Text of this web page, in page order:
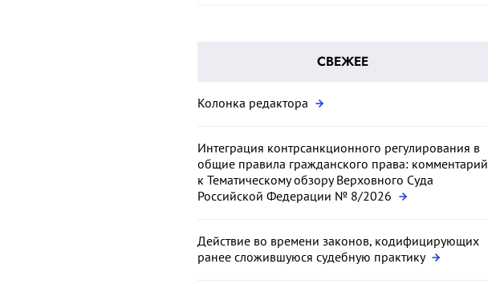
СВЕЖЕЕ
Колонка редактора
Интеграция контрсанкционного регулирования в
общие правила гражданского права: комментарий
к Тематическому обзору Верховного Суда
Российской Федерации № 8/2026
Действие во времени законов, кодифицирующих
ранее сложившуюся судебную практику